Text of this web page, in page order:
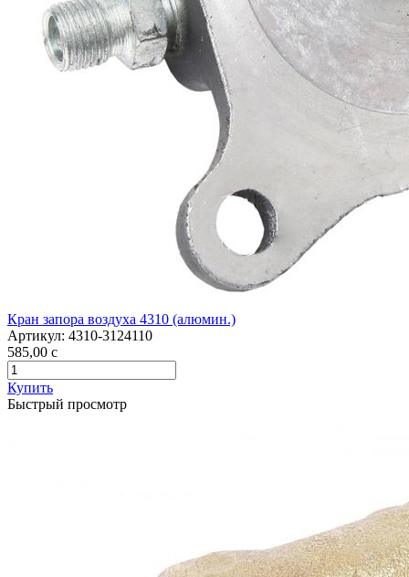
Кран запора воздуха 4310 (алюмин.)
Артикул: 4310-3124110
585,00 c
Купить
Быстрый просмотр